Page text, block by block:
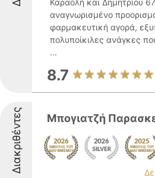
Καραολή και Δημητρίου
αναγνωρισμένο
φαρμακευτική αγορά,
πολυποίκιλες ανάγκες
...
8.7
Διακριθέντες Μπογιατζή